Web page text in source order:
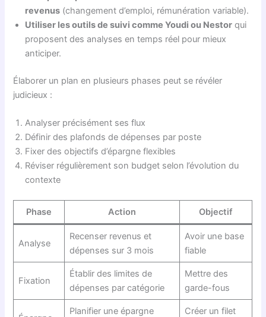
revenus (changement d’emploi, rémunération variable).
Utiliser les outils de suivi comme Youdi ou Nestor qui
proposent des analyses en temps réel pour mieux
anticiper.
Élaborer un plan en plusieurs phases peut se révéler
judicieux :
Analyser précisément ses flux
Définir des plafonds de dépenses par poste
Fixer des objectifs d’épargne flexibles
Réviser régulièrement son budget selon l’évolution du
contexte
Phase Action Objectif
Analyse
Recenser revenus et
dépenses sur 3 mois
Avoir une base
fiable
Fixation
Établir des limites de
dépenses par catégorie
Mettre des
garde-fous
Planifier une épargne
Créer un filet